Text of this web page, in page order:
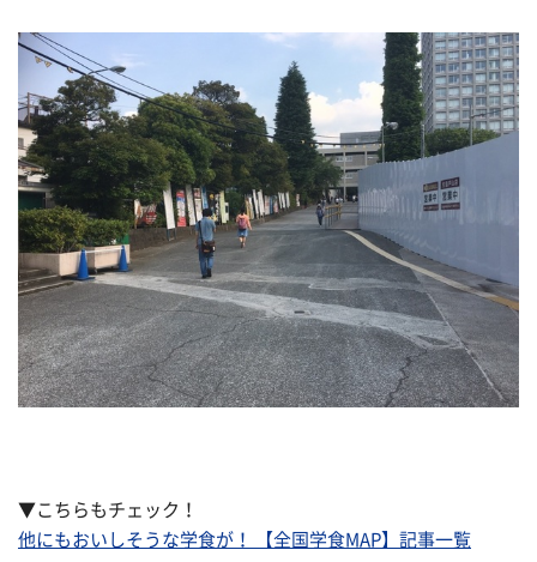
▼こちらもチェック！
他にもおいしそうな学食が！ 【全国学食MAP】記事一覧